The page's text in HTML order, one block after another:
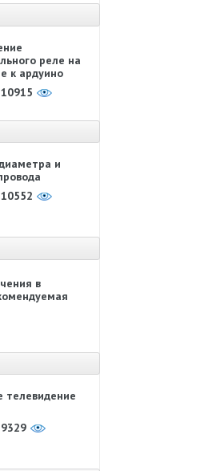
реле на
к ардуино
10915
и
10552
в
телевидение
9329